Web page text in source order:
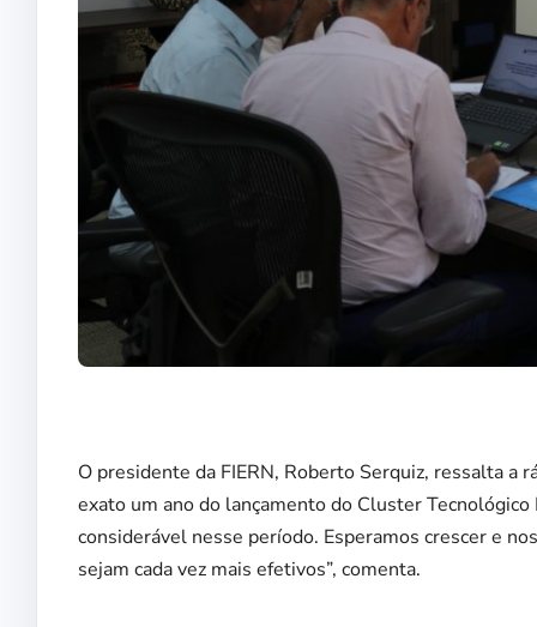
O presidente da FIERN, Roberto Serquiz, ressalta a
exato um ano do lançamento do Cluster
considerável nesse período. Esperamos crescer e
sejam cada vez mais efetivos”, comenta.